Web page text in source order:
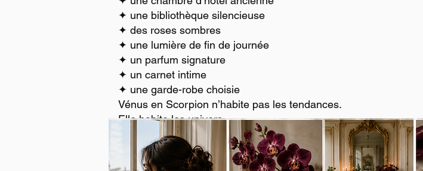
✦ une bibliothèque silencieuse
✦ des roses sombres
✦ une lumière de fin de journée
✦ un parfum signature
✦ un carnet intime
✦ une garde-robe choisie
Vénus en Scorpion n’habite pas les tendances.
Elle habite les univers.
VOTRE MOODBOARD VÉNUS
Ce moodboard est une invitation.